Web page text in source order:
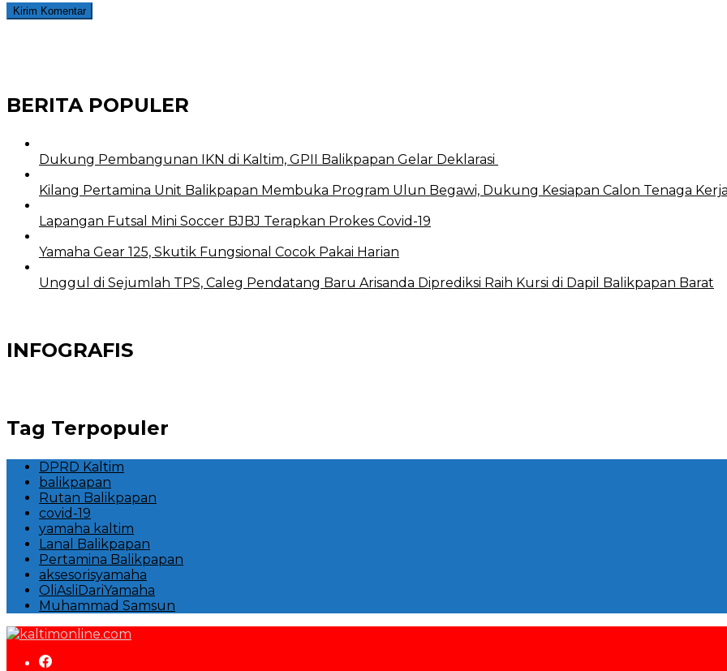
BERITA POPULER
Dukung Pembangunan IKN di Kaltim, GPII Balikpapan Gelar Deklarasi
Kilang Pertamina Unit Balikpapan Membuka Program Ulun Begawi, Dukung Kesiapan Calon Tenaga Kerja
Lapangan Futsal Mini Soccer BJBJ Terapkan Prokes Covid-19
Yamaha Gear 125, Skutik Fungsional Cocok Pakai Harian
Unggul di Sejumlah TPS, Caleg Pendatang Baru Arisanda Diprediksi Raih Kursi di Dapil Balikpapan Barat
INFOGRAFIS
Tag Terpopuler
DPRD Kaltim
balikpapan
Rutan Balikpapan
covid-19
yamaha kaltim
Lanal Balikpapan
Pertamina Balikpapan
aksesorisyamaha
OliAsliDariYamaha
Muhammad Samsun